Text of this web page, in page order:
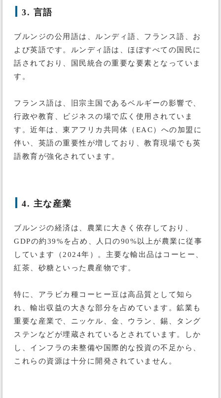
3. 言語
ブルンジの公用語は、ルンディ語、フランス語、お
よび英語です。ルンディ語は、ほぼすべての国民に
話されており、国民統合の重要な要素となっていま
す。
フランス語は、旧宗主国であるベルギーの影響で、
行政や教育、ビジネスの場で広く使用されていま
す。近年は、東アフリカ共同体（EAC）への加盟に
伴い、英語の重要性が増しており、教育現場でも英
語教育が強化されています。
4. 主な産業
ブルンジの経済は、農業に大きく依存しており、
GDPの約39%を占め、人口の90%以上が農業に従事
しています（2024年）。主要な輸出品はコーヒー、
紅茶、砂糖といった農産物です。
特に、アラビカ種コーヒー豆は高品質として知ら
れ、輸出収益の大きな部分を占めています。鉱業も
重要な産業で、ニッケル、金、ウラン、錫、タング
ステンなどが埋蔵されているとされています。しか
し、インフラの未整備や国際的な投資の不足から、
これらの資源は十分に開発されていません。